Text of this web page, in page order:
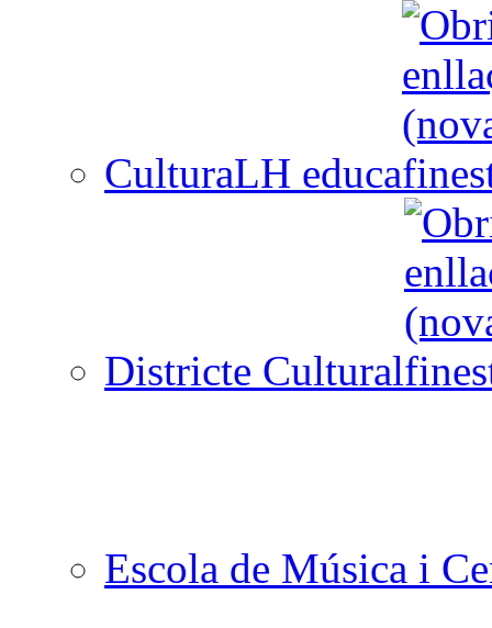
CulturaLH educa
Districte Cultural
Escola de Música i